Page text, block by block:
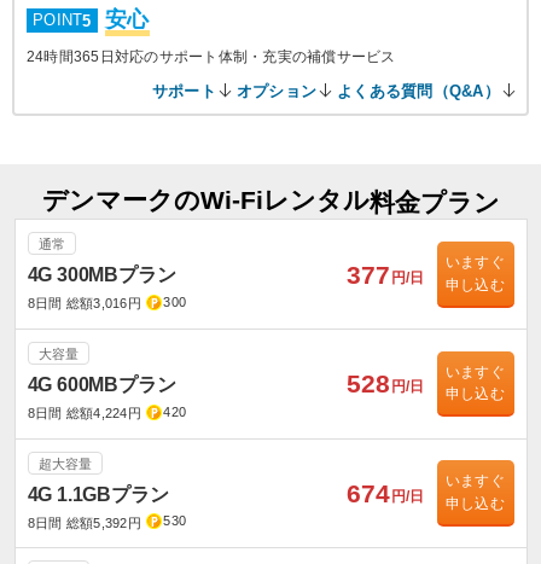
POINT5 安心
24時間365日対応のサポート体制・充実の補償サービス
サポート オプション よくある質問（Q&A）
デンマークのWi-Fiレンタル料金プラン
通常
4G 300MBプラン
8日間 総額3,016円 300
377 円/日
いますぐ
申し込む
大容量
4G 600MBプラン
8日間 総額4,224円 420
528 円/日
いますぐ
申し込む
超大容量
4G 1.1GBプラン
8日間 総額5,392円 530
674 円/日
いますぐ
申し込む